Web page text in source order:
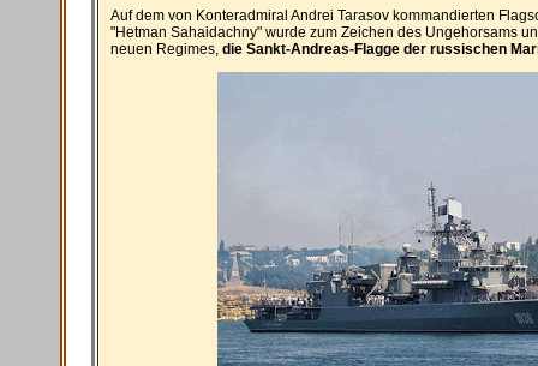
Auf dem von Konteradmiral Andrei Tarasov kommandierten
"Hetman Sahaidachny" wurde zum Zeichen des Ungehorsams
neuen Regimes, die Sankt-Andreas-Flagge der russischen